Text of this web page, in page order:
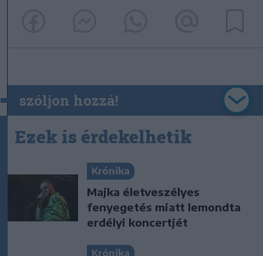
szóljon hozzá!
Ezek is érdekelhetik
Krónika
Majka életveszélyes
fenyegetés miatt lemondta
erdélyi koncertjét
Krónika